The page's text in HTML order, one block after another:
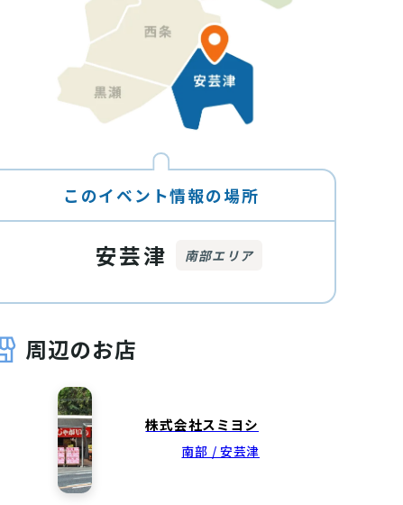
このイベント情報の場所
安芸津 南部エリア
周辺のお店
株式会社スミヨシ
南部 / 安芸津